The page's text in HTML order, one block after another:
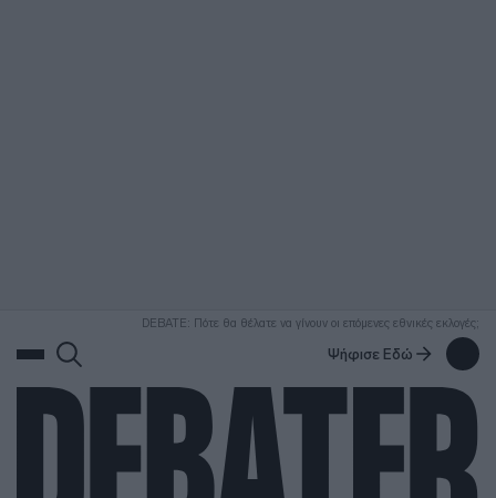
DEBATE: Πότε θα θέλατε να γίνουν οι επόμενες εθνικές εκλογές;
Ψήφισε Εδώ